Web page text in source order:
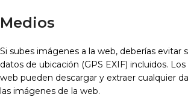
Medios
Si subes imágenes a la web, deberías evitar
datos de ubicación (GPS EXIF) incluidos.
web pueden descargar y extraer cualquier
las imágenes de la web.